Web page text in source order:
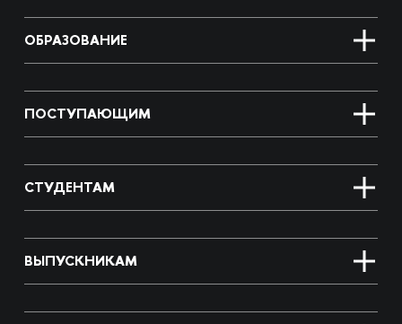
ОБРАЗОВАНИЕ
ПОСТУПАЮЩИМ
СТУДЕНТАМ
ВЫПУСКНИКАМ